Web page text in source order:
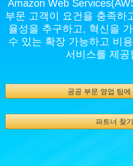
Amazon Web
부문 고객이 요건을 충족하
율성을 추구하고, 혁신을
수 있는 확장 가능하고 비
서비스를 제공
공공 부문 영업 팀에
파트너 찾기